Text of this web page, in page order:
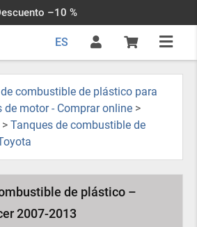
–10 %
ES
combustible de plástico para
de motor - Comprar online >
> Tanques de combustible de
de plástico –
2007-2013